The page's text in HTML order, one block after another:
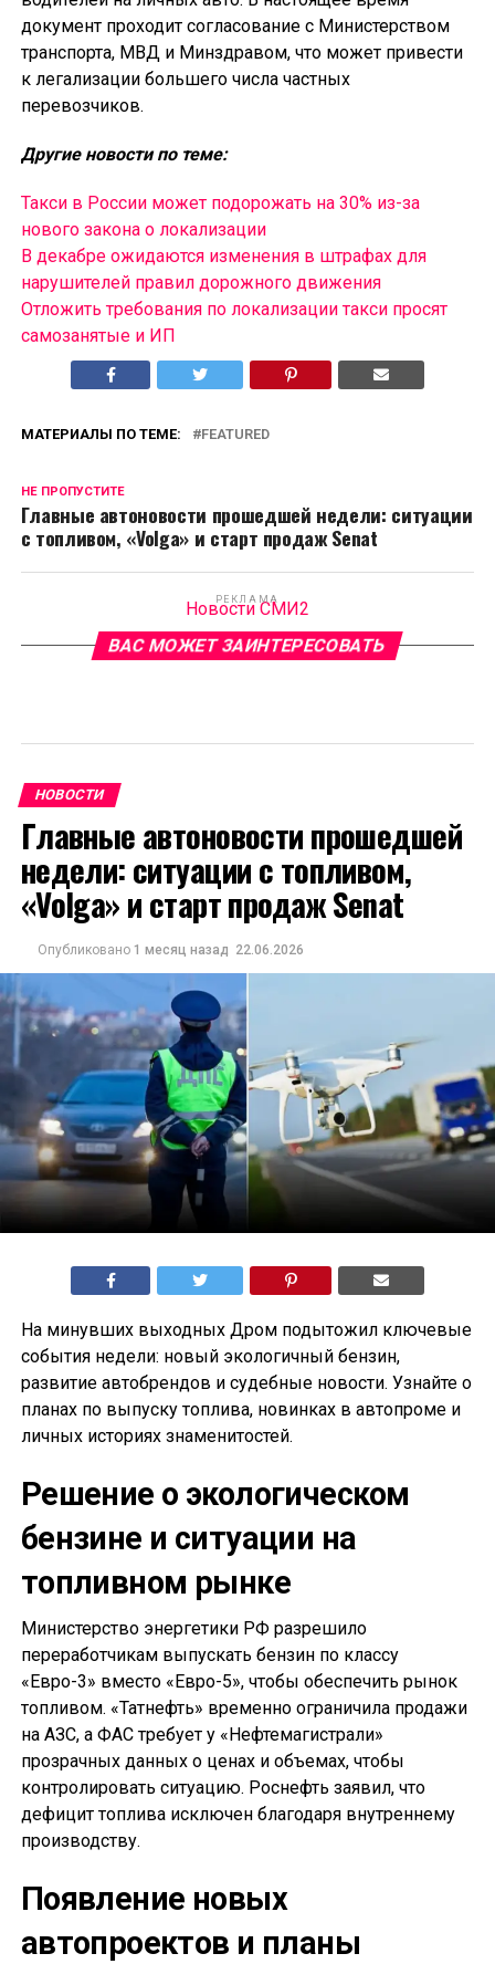
документ проходит согласование с Министерством
транспорта, МВД и Минздравом, что может привести
к легализации большего числа частных
перевозчиков.
Другие новости по теме:
Такси в России может подорожать на 30% из-за
нового закона о локализации
В декабре ожидаются изменения в штрафах для
нарушителей правил дорожного движения
Отложить требования по локализации такси просят
самозанятые и ИП
МАТЕРИАЛЫ ПО ТЕМЕ: FEATURED
НЕ ПРОПУСТИТЕ
Главные автоновости прошедшей недели: ситуации
с топливом, «Volga» и старт продаж Senat
РЕКЛАМА
Новости СМИ2
ВАС МОЖЕТ ЗАИНТЕРЕСОВАТЬ
НОВОСТИ
Главные автоновости прошедшей
недели: ситуации с топливом,
«Volga» и старт продаж Senat
Опубликовано 1 месяц назад 22.06.2026
На минувших выходных Дром подытожил ключевые
события недели: новый экологичный бензин,
развитие автобрендов и судебные новости. Узнайте о
планах по выпуску топлива, новинках в автопроме и
личных историях знаменитостей.
Решение о экологическом
бензине и ситуации на
топливном рынке
Министерство энергетики РФ разрешило
переработчикам выпускать бензин по классу
«Евро-3» вместо «Евро-5», чтобы обеспечить рынок
топливом. «Татнефть» временно ограничила продажи
на АЗС, а ФАС требует у «Нефтемагистрали»
прозрачных данных о ценах и объемах, чтобы
контролировать ситуацию. Роснефть заявил, что
дефицит топлива исключен благодаря внутреннему
производству.
Появление новых
автопроектов и планы